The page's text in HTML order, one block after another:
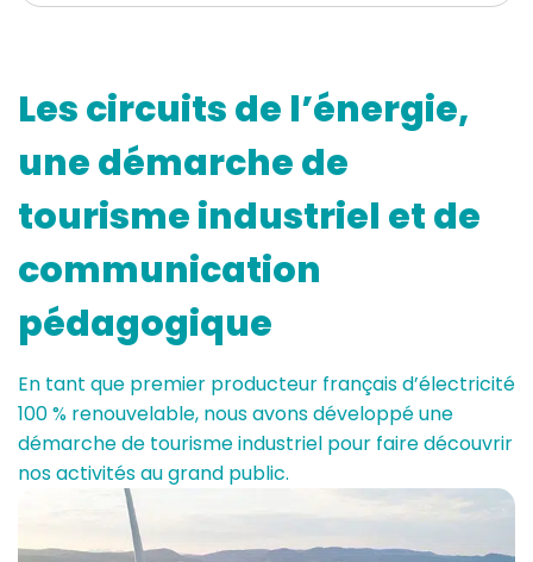
Journaliste
Les circuits de l’énergie,
une démarche de
tourisme industriel et de
communication
pédagogique
En tant que premier producteur français d’électricité
100 % renouvelable, nous avons développé une
démarche de tourisme industriel pour faire découvrir
nos activités au grand public.